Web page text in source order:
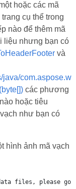
hoặc các mã
cụ thể trong
nào để thêm mã
liệu nhưng bạn có
và
java/com.aspose.w
các phương
hoặc tiêu
như bạn có
hình ảnh mã vạch
files, please go